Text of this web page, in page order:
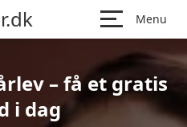
Menu
– få et gratis
i dag